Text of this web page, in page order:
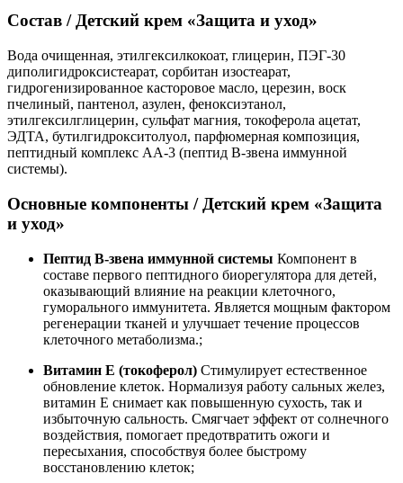
Состав /Детский крем «Защита и уход»
Вода очищенная, этилгексилкокоат, глицерин, ПЭГ-30
диполигидроксистеарат, сорбитан изостеарат,
гидрогенизированное касторовое масло, церезин, воск
пчелиный, пантенол, азулен, феноксиэтанол,
этилгексилглицерин, сульфат магния, токоферола ацетат,
ЭДТА, бутилгидрокситолуол, парфюмерная композиция,
пептидный комплекс АА-3 (пептид В-звена иммунной
системы).
Основные компоненты / Детский крем «Защита
и уход»
Пептид В-звена иммунной системы Компонент в
составе первого пептидного биорегулятора для детей,
оказывающий влияние на реакции клеточного,
гуморального иммунитета. Является мощным фактором
регенерации тканей и улучшает течение процессов
клеточного метаболизма.;
Витамин Е (токоферол) Стимулирует естественное
обновление клеток. Нормализуя работу сальных желез,
витамин Е снимает как повышенную сухость, так и
избыточную сальность. Смягчает эффект от солнечного
воздействия, помогает предотвратить ожоги и
пересыхания, способствуя более быстрому
восстановлению клеток;